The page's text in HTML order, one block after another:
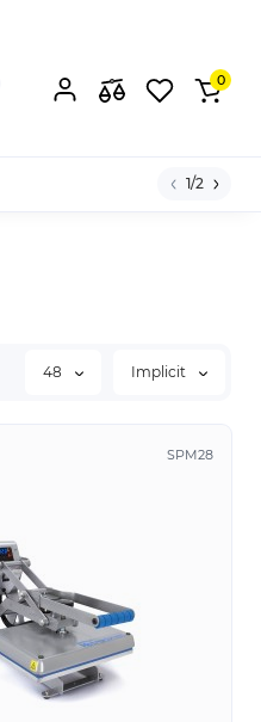
0
1/2
48 Implicit
SPM28